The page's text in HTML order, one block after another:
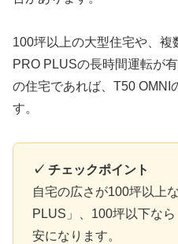
100坪以上の大型住宅や、
PRO PLUSの長時間運転が
の住宅であれば、T50 OMNI
す。
✓ チェックポイント
自宅の広さが100坪以上
PLUS」、100坪以下な
安になります。